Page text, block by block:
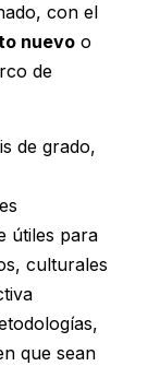
con el
nuevo o
de
de grado,
útiles para
culturales
que sean